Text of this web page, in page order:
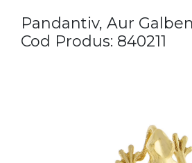
Bratari
Pandantiv, Aur
Cod Produs: 840211